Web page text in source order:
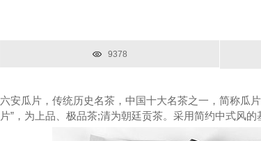
9378
六安瓜片，传统历史名茶，中国十大名茶之一，简称瓜
片”，为上品、极品茶;清为朝廷贡茶。采用简约中式风的